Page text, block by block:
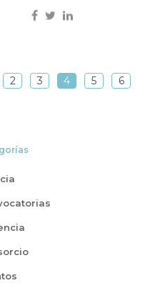
2 3 4 5 6